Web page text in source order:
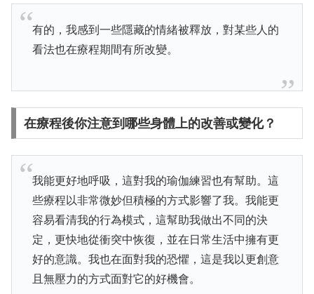
有的，我感到一些隱藏的情緒被釋放，對某些人的
看法也在療程期間有所改變。
在療程後你注意到哪些身體上的改善或變化？
我能更好地呼吸，這對我的瑜伽練習也有幫助。這
些療程以非常微妙但積極的方式影響了我。我能更
容易看清我的行為模式，這幫助我做出不同的決
定，更快地從衝突中恢復，並在日常生活中擁有更
好的意識。我也在面對我的恐懼，這是我以更創意
且無壓力的方式面對它的好機會。